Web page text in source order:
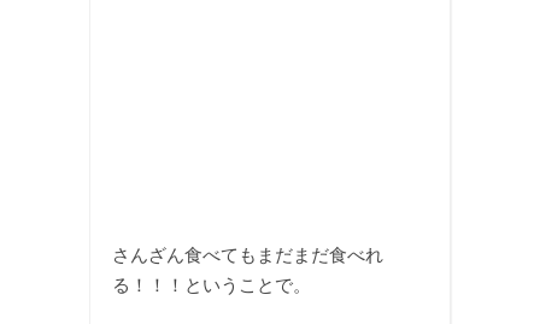
さんざん食べてもまだまだ食べれ
る！！！ということで。